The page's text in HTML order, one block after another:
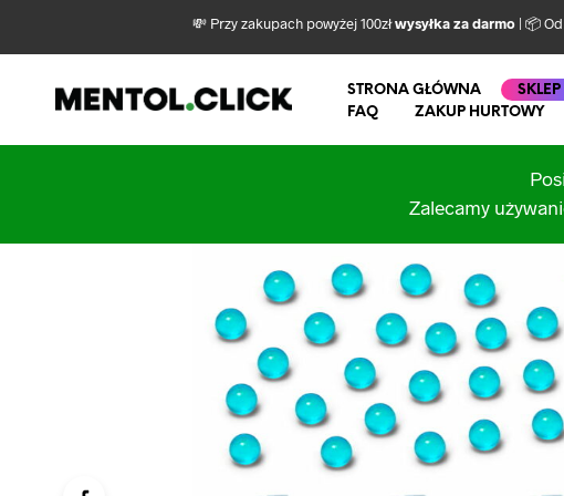
💸 Przy zakupach powyżej 100złwysyłka za darmo | 📦 Od
STRONA GŁÓWNA SKLEP
FAQ
ZAKUP HURTOWY
Zalecamy